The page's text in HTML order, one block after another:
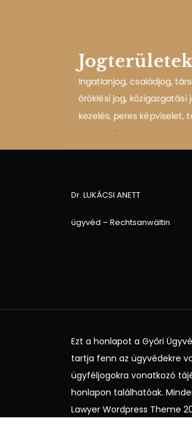
Ingatlanjog, családjog,
öröklési jog, közigazgatási
kezelés, peres képviselet,
PERES KÉPVISELET
BŐVEBBEN
Dr. LUKÁCSI ANETT
ügyvéd – Rechtsanwältin
Ezt a honlapot a Győri
tartja fenn az ügyvédekre
ügyféljogokra vonatkozó
honlapon találhatóak.
Lawyer Wordpress Theme